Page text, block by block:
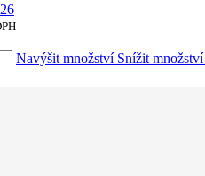
Navýšit množství Snížit